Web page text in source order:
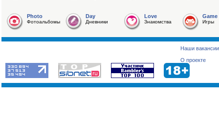
Photo
Фотоальбомы
Day
Дневники
Love
Знакомства
Game
Игры
Наши вакансии
О проекте